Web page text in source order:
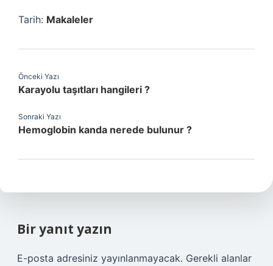
Tarih: Makaleler
Önceki Yazı
Karayolu taşıtları hangileri ?
Sonraki Yazı
Hemoglobin kanda nerede bulunur ?
Bir yanıt yazın
E-posta adresiniz yayınlanmayacak. Gerekli alanlar